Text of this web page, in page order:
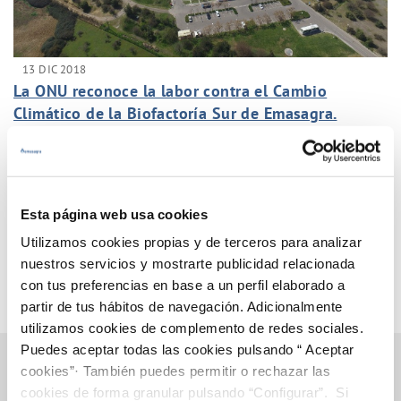
Esta página web usa cookies
Utilizamos cookies propias y de terceros para analizar
nuestros servicios y mostrarte publicidad relacionada
con tus preferencias en base a un perfil elaborado a
partir de tus hábitos de navegación. Adicionalmente
utilizamos cookies de complemento de redes sociales.
Puedes aceptar todas las cookies pulsando “ Aceptar
cookies”· También puedes permitir o rechazar las
cookies de forma granular pulsando “Configurar”. Si
13 DIC 2018
La ONU reconoce la labor contra el Cambio
Climático de la Biofactoría Sur de Emasagra.
Página 29 de 33
Anterior Siguiente